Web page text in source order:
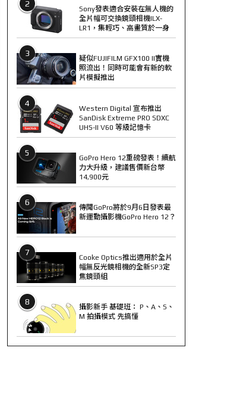
2
Sony發表適合安裝在無人機的
全片幅可交換鏡頭相機ILX-
LR1，集輕巧、高畫質於一身
3
疑似FUJIFILM GFX100 II實機
照流出！同時可能會有新的軟
片模擬推出
4
Western Digital 宣布推出
SanDisk Extreme PRO SDXC
UHS-II V60 等級記憶卡
5
GoPro Hero 12重磅發表！續航
力大升級，建議售價新台幣
14,900元
6
傳聞GoPro將於9月6日發表最
新運動攝影機GoPro Hero 12？
7
Cooke Optics推出適用於全片
幅無反光鏡相機的全新SP3定
焦鏡頭組
8
攝影新手 基礎班： P、A、S、
M 拍攝模式 先搞懂